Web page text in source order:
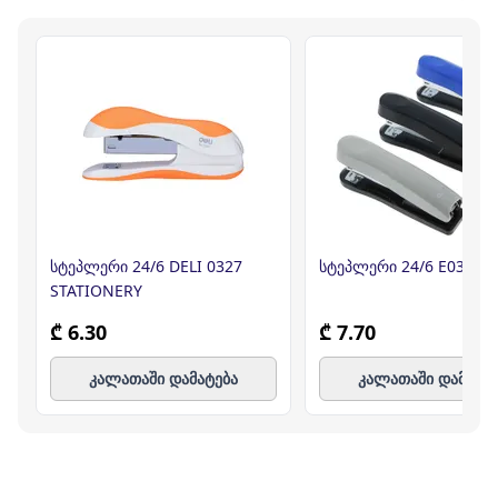
სტეპლერი 24/6 DELI 0327
STATIONERY
₾ 6.30
კალათაში დამატება
სტეპლერი 24/6 E0335,
₾ 7.70
კალათაში